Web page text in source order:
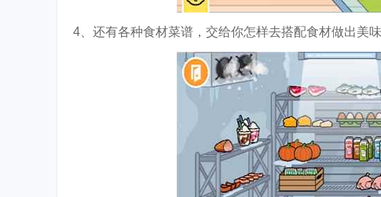
4、还有各种食材菜谱，交给你怎样去搭配食材做出美味